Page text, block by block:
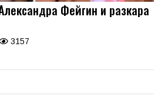
Фейгин и разкара
3157